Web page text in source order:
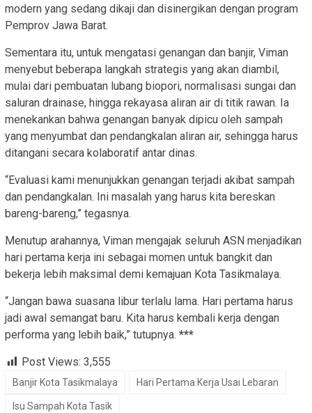
modern yang sedang dikaji dan disinergikan dengan program
Pemprov Jawa Barat.
Sementara itu, untuk mengatasi genangan dan banjir, Viman
menyebut beberapa langkah strategis yang akan diambil,
mulai dari pembuatan lubang biopori, normalisasi sungai dan
saluran drainase, hingga rekayasa aliran air di titik rawan. Ia
menekankan bahwa genangan banyak dipicu oleh sampah
yang menyumbat dan pendangkalan aliran air, sehingga harus
ditangani secara kolaboratif antar dinas.
“Evaluasi kami menunjukkan genangan terjadi akibat sampah
dan pendangkalan. Ini masalah yang harus kita bereskan
bareng-bareng,” tegasnya.
Menutup arahannya, Viman mengajak seluruh ASN menjadikan
hari pertama kerja ini sebagai momen untuk bangkit dan
bekerja lebih maksimal demi kemajuan Kota Tasikmalaya.
“Jangan bawa suasana libur terlalu lama. Hari pertama harus
jadi awal semangat baru. Kita harus kembali kerja dengan
performa yang lebih baik,” tutupnya. ***
Post Views: 3,555
Banjir Kota Tasikmalaya Hari Pertama Kerja Usai Lebaran
Isu Sampah Kota Tasik